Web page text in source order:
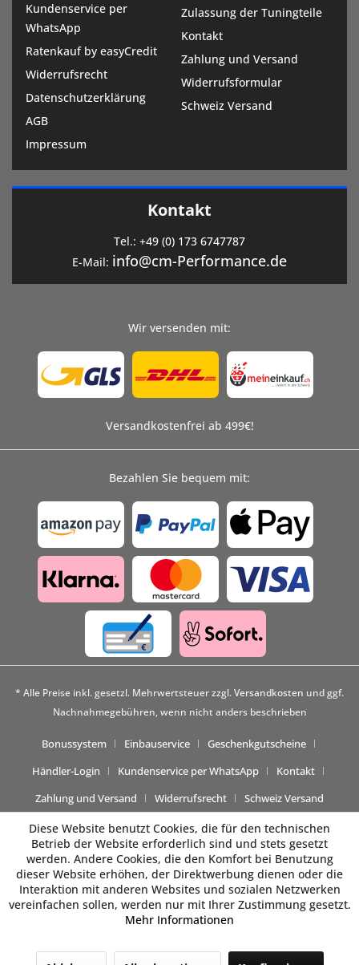
Beratung gewünscht? 💬
Kundenservice per
WhatsApp
Ratenkauf by easyCredit
Widerrufsrecht
Datenschutzerklärung
AGB
Impressum
Zulassung der Tuningteile
Kontakt
Zahlung und Versand
Widerrufsformular
Schweiz Versand
Kontakt
Tel.: +49 (0) 173 6747787
E-Mail: info@cm-Performance.de
Wir versenden mit:
Versandkostenfrei ab 499€!
Bezahlen Sie bequem mit:
* Alle Preise inkl. gesetzl. Mehrwertsteuer zzgl.Versandkosten und ggf.
Nachnahmegebühren, wenn nicht anders beschrieben
Bonussystem Einbauservice
Geschenkgutscheine
Händler-Login
Kundenservice per WhatsApp
Kontakt
Zahlung und Versand
Widerrufsrecht Schweiz Versand
Diese Website benutzt Cookies, die für den technischen
Betrieb der Website erforderlich sind und stets gesetzt
werden. Andere Cookies, die den Komfort bei Benutzung
dieser Website erhöhen, der Direktwerbung dienen oder die
Interaktion mit anderen Websites und sozialen Netzwerken
vereinfachen sollen, werden nur mit Ihrer Zustimmung gesetzt.
Mehr Informationen